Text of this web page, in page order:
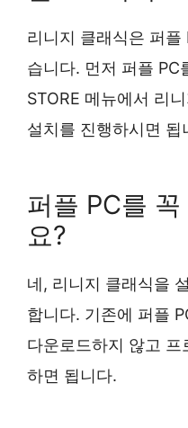
리니지 클래식은 퍼플
습니다. 먼저 퍼플 PC
STORE 메뉴에서 리
설치를 진행하시면 됩
퍼플 PC를
요?
네, 리니지 클래식을
합니다. 기존에 퍼플
다운로드하지 않고 프
하면 됩니다.